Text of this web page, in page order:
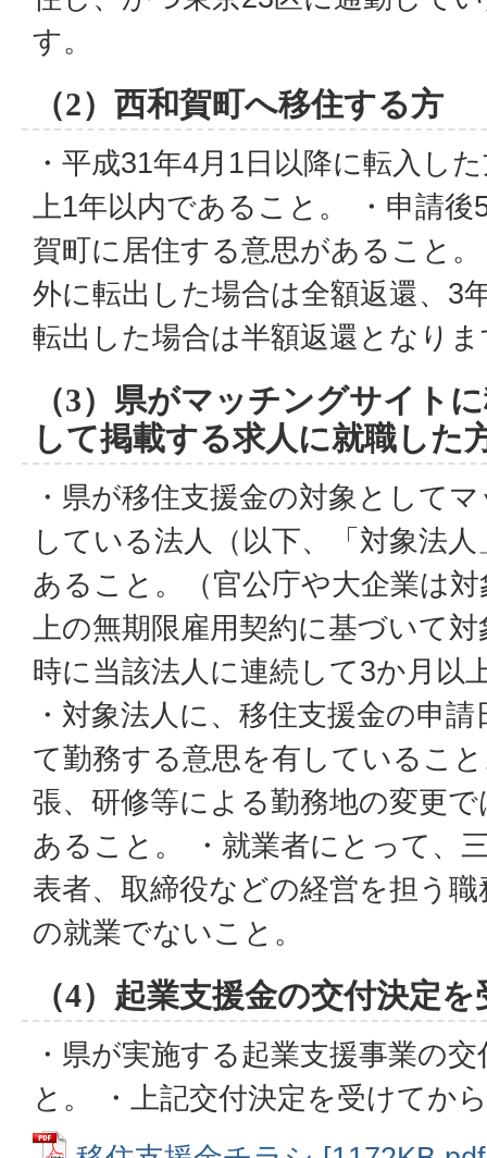
す。
（2）西和賀町へ移住する方
・平成31年4月1日以降に転入し
上1年以内であること。 ・申請
賀町に居住する意思があること
外に転出した場合は全額返還、3
転出した場合は半額返還となり
（3）県がマッチングサイト
して掲載する求人に就職した
・県が移住支援金の対象として
している法人（以下、「対象法
あること。（官公庁や大企業は
上の無期限雇用契約に基づいて
時に当該法人に連続して3か月以
・対象法人に、移住支援金の申
て勤務する意思を有しているこ
張、研修等による勤務地の変更
あること。 ・就業者にとって、
表者、取締役などの経営を担う
の就業でないこと。
（4）起業支援金の交付決定
・県が実施する起業支援事業の
と。 ・上記交付決定を受けてか